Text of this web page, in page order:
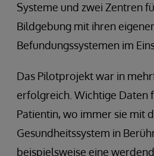
Systeme und zwei Zentren
Bildgebung mit ihren
Befundungssystemen im
Das Pilotprojekt war in
erfolgreich. Wichtige Daten
Patientin, wo immer sie mit
Gesundheitssystem in
beispielsweise eine